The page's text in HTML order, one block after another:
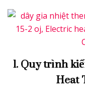
1. Quy trình
Heat